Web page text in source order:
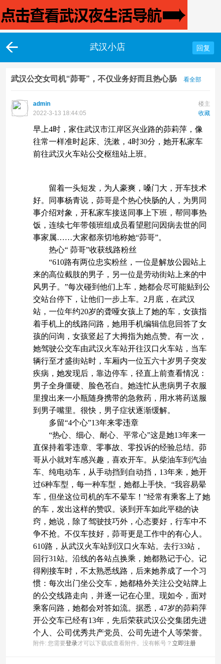
回复
武汉小店
武汉公交女司机“茆哥”，不仅业务好而且热心肠 看全部
楼主
admin
收藏
2022-3-13 18:44:05
早上4时，家住武汉市江岸区兴业路的茆莉萍，像
往常一样准时起床、洗漱，4时30分，她开私家车
前往武汉火车站公交枢纽站上班。
留着一头短发，为人豪爽，嗓门大，开车技术
好。同事杨青说，茆哥是个热心快肠的人，为男同
事介绍对象，开私家车接送同事上下班，帮同事热
饭，连续七年带领班组成员看望慰问因病去世的同
事家属……大家都亲切地称她“茆哥”。
热心“ 茆哥”收获线路粉丝
“610路有两位忠实粉丝，一位是解放公园站上
来的高位截肢的男子，另一位是劳动街站上来的中
风男子。”每次碰到他们上车，她都会尽可能贴到公
交站台停下，让他们一步上车。2月底，在武汉
站，一位年约20岁的聋哑女孩上了她的车，女孩指
着手机上的线路问路，她用手机编辑信息回答了女
孩的问询，女孩竖起了大拇指为她点赞。有一次，
她驾驶公交车由武汉火车站开往汉口火车站，当车
辆行至才盛街站时，车厢内一位五六十岁男子突发
疾病，她发现后，靠边停车，径直上前查看情况：
男子全身僵硬、脸色苍白。她连忙从患病男子衣服
里搜出来一小瓶随身携带的急救药，用水将药送服
到男子嘴里。很快，男子症状逐渐缓解。
多留“4个心”13年来零违章
“热心、细心、耐心、平常心”这是她13年来一
直保持着零违章、零事故、零投诉的经验总结。茆
哥从小就对车感兴趣，喜欢开车。从柴油车到汽油
车、纯电动车，从手动挡到自动挡，13年来，她开
过6种车型，每一种车型，她都上手快。“我容易晕
车，但坐这位司机的车不晕车！”经常有乘客上了她
的车，发出这样的赞叹。谈到开车如此平稳的诀
窍，她说，除了驾驶技巧外，心态要好，行车中不
争不抢。不仅车技好，茆哥更是工作中的有心人。
610路，从武汉火车站到汉口火车站。去行33站，
回行31站。沿线的各站点换乘，她都熟记于心。记
得刚接车时，不太熟悉线路，后来她养成了一个习
惯：每次出门坐公交车，她都格外关注公交站牌上
的公交线路走向，并逐一记在心里。现如今，面对
乘客问路，她都会对答如流。据悉，47岁的茆莉萍
开公交车已经有13年，先后荣获武汉公交集团先进
个人、公司优秀共产党员、公司先进个人等荣誉。
附件: 您需要登录才可以下载或查看附件。没有帐号？ 立即注册